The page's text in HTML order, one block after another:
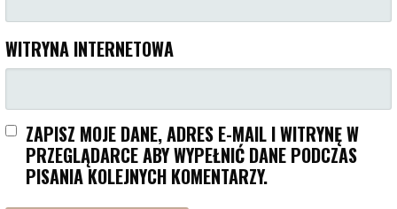
WITRYNA INTERNETOWA
ZAPISZ MOJE DANE, ADRES E-MAIL I WITRYNĘ W
PRZEGLĄDARCE ABY WYPEŁNIĆ DANE PODCZAS
PISANIA KOLEJNYCH KOMENTARZY.